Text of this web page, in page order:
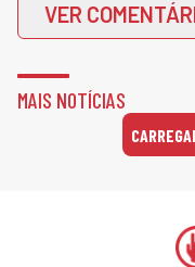
VER
MAIS NOTÍCIAS